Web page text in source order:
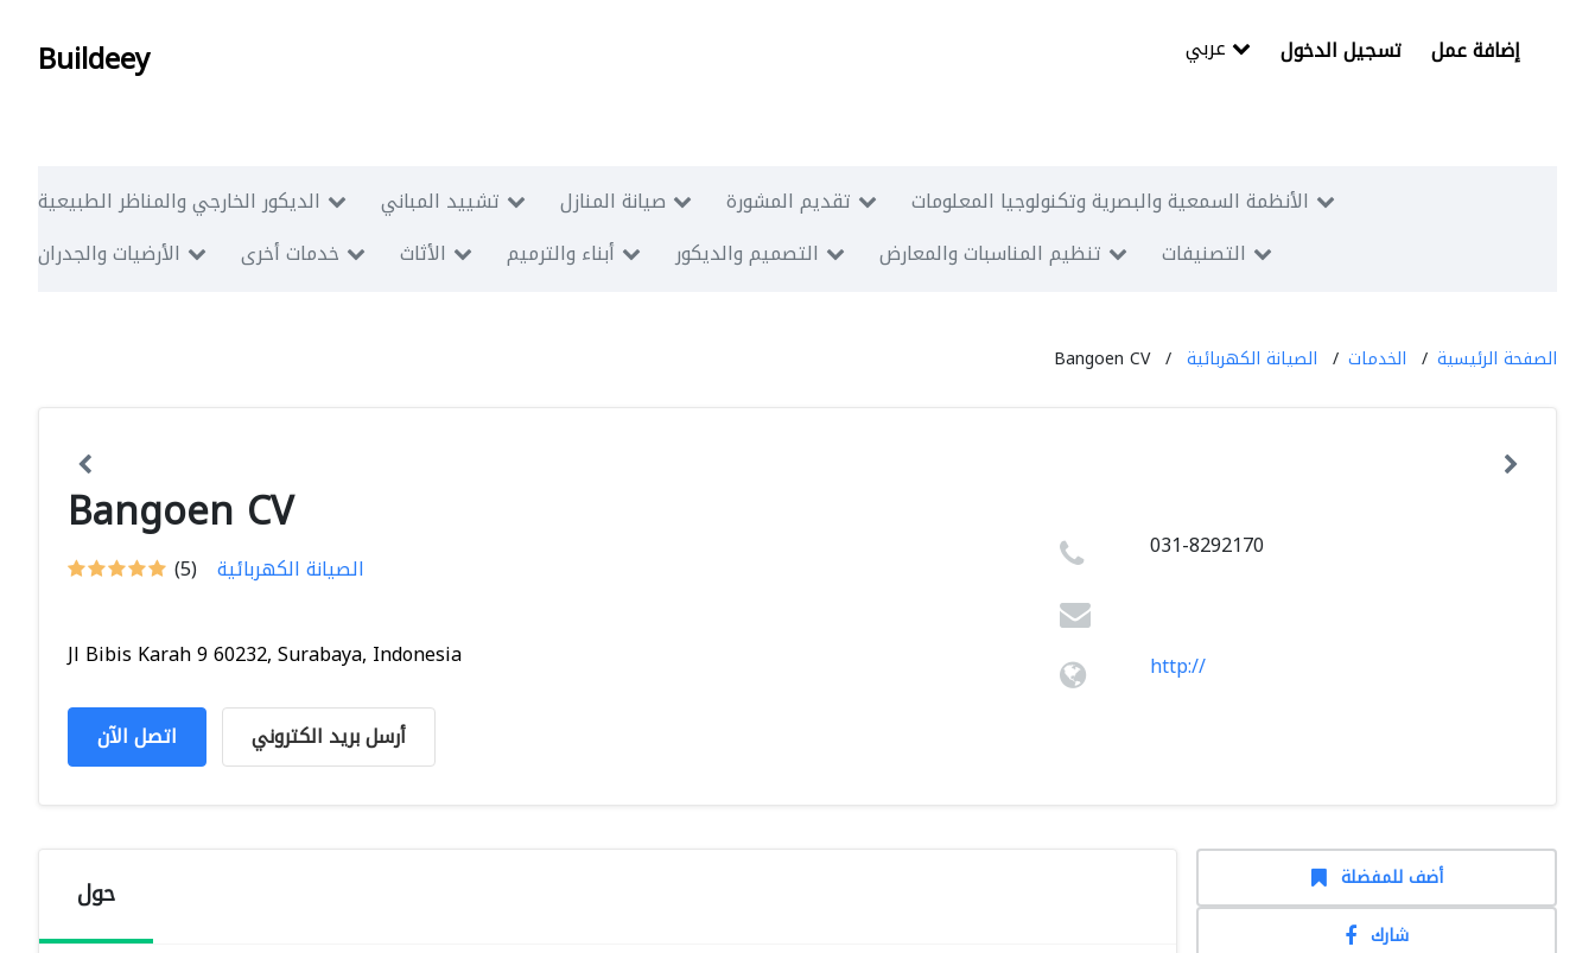
Buildeey تسجيل الدخول إضافة عمل
الديكور الخارجي والمناظر الطبيعية تشييد المباني صيانة المنازل تقديم المشورة
الأنظمة السمعية والبصرية وتكنولوجيا المعلومات
الأرضيات والجدران
خدمات أخرى الأثاث أبناء والترميم التصميم والديكور تنظيم المناسبات والمعارض التصنيفات
الصفحة الرئيسية الخدمات الصيانة الكهربائية Bangoen CV
Bangoen CV
(5) الصيانة الكهربائية
Jl Bibis Karah 9 60232, Surabaya, Indonesia
اتصل الآن أرسل بريد الكتروني
031-8292170
http://
حول
أضف للمفضلة
شارك